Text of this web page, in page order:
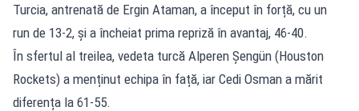
Turcia, antrenată de Ergin Ataman, a început în forță, cu un
run de 13-2, și a încheiat prima repriză în avantaj, 46-40.
În sfertul al treilea, vedeta turcă Alperen Şengün (Houston
Rockets) a menținut echipa în față, iar Cedi Osman a mărit
diferența la 61-55.